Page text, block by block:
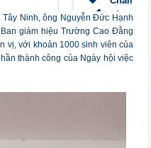
Ninh, ông Nguyễn Đức Hạnh
giám hiệu Trường Cao Đằng
vị, với khoản 1000 sinh viên của
thành công của Ngày hội việc